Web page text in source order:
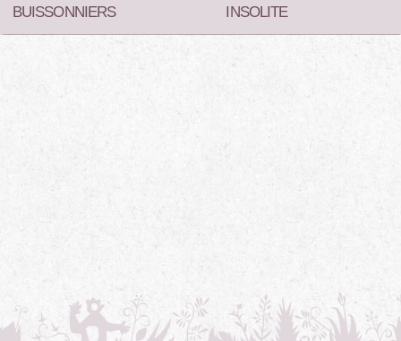
BUISSONNIERS
INSOLITE